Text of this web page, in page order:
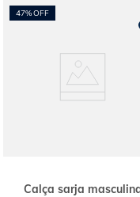
47%OFF
Calça sarja